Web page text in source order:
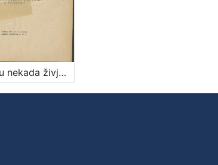
Kako su nekada živjeli hrvatski obrtnici? / napisao Rudolf Horvat